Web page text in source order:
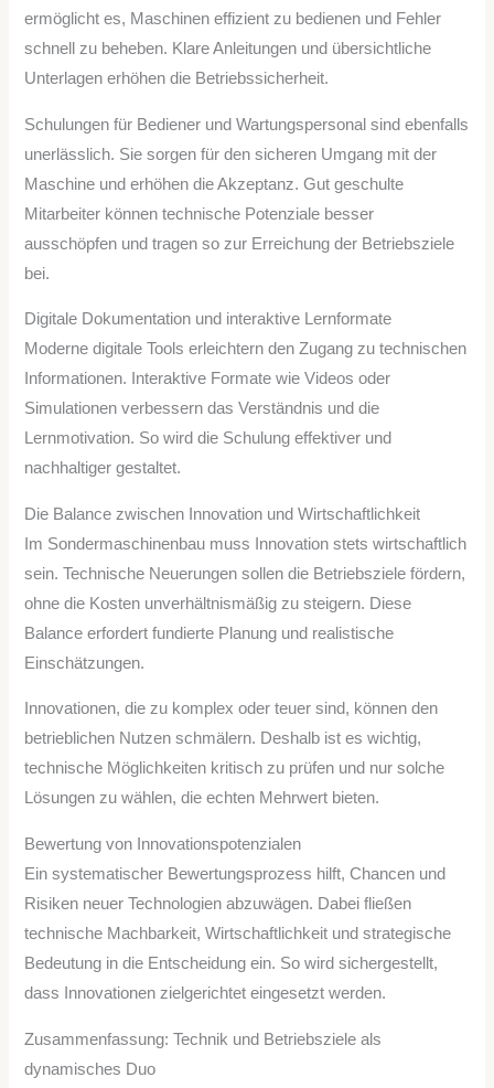
ermöglicht es, Maschinen effizient zu bedienen und Fehler
schnell zu beheben. Klare Anleitungen und übersichtliche
Unterlagen erhöhen die Betriebssicherheit.
Schulungen für Bediener und Wartungspersonal sind ebenfalls
unerlässlich. Sie sorgen für den sicheren Umgang mit der
Maschine und erhöhen die Akzeptanz. Gut geschulte
Mitarbeiter können technische Potenziale besser
ausschöpfen und tragen so zur Erreichung der Betriebsziele
bei.
Digitale Dokumentation und interaktive Lernformate
Moderne digitale Tools erleichtern den Zugang zu technischen
Informationen. Interaktive Formate wie Videos oder
Simulationen verbessern das Verständnis und die
Lernmotivation. So wird die Schulung effektiver und
nachhaltiger gestaltet.
Die Balance zwischen Innovation und Wirtschaftlichkeit
Im Sondermaschinenbau muss Innovation stets wirtschaftlich
sein. Technische Neuerungen sollen die Betriebsziele fördern,
ohne die Kosten unverhältnismäßig zu steigern. Diese
Balance erfordert fundierte Planung und realistische
Einschätzungen.
Innovationen, die zu komplex oder teuer sind, können den
betrieblichen Nutzen schmälern. Deshalb ist es wichtig,
technische Möglichkeiten kritisch zu prüfen und nur solche
Lösungen zu wählen, die echten Mehrwert bieten.
Bewertung von Innovationspotenzialen
Ein systematischer Bewertungsprozess hilft, Chancen und
Risiken neuer Technologien abzuwägen. Dabei fließen
technische Machbarkeit, Wirtschaftlichkeit und strategische
Bedeutung in die Entscheidung ein. So wird sichergestellt,
dass Innovationen zielgerichtet eingesetzt werden.
Zusammenfassung: Technik und Betriebsziele als
dynamisches Duo